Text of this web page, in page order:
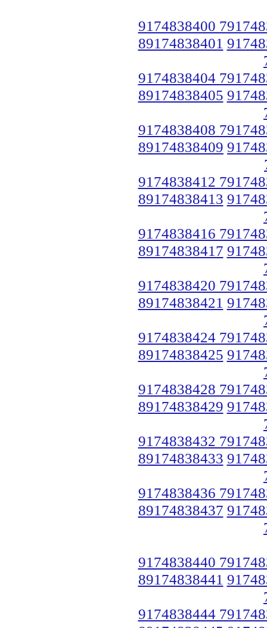
9174838400
89174838401
9174838404
89174838405
9174838408
89174838409
9174838412
89174838413
9174838416
89174838417
9174838420
89174838421
9174838424
89174838425
9174838428
89174838429
9174838432
89174838433
9174838436
89174838437
9174838440
89174838441
9174838444